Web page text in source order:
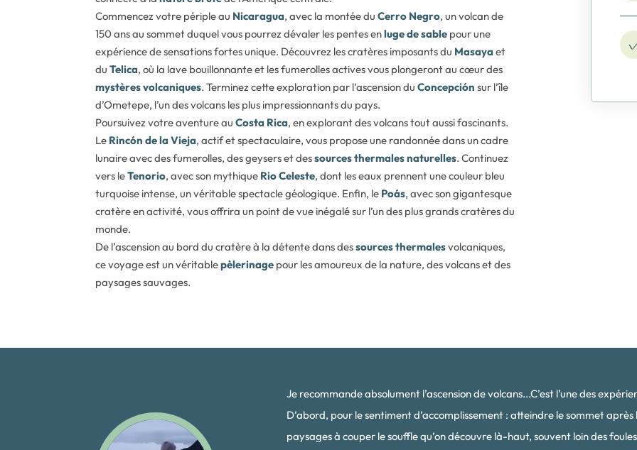
Commencez votre périple au Nicaragua, avec la montée duCerro Negro, un volcan de
150 ans au sommet duquel vous pourrez dévaler les pentes enluge de sable pour une
expérience de sensations fortes unique. Découvrez les cratères imposants du Masaya et
duTelica, où la lave bouillonnante et les fumerolles actives vous plongeront au cœur des
mystères volcaniques. Terminez cette exploration par l’ascension duConcepción sur l’île
d’Ometepe, l’un des volcans les plus impressionnants du pays.
Poursuivez votre aventure auCosta Rica, en explorant des volcans tout aussi fascinants.
Le Rincón de la Vieja, actif et spectaculaire, vous propose une randonnée dans un cadre
lunaire avec des fumerolles, des geysers et dessources thermales naturelles. Continuez
vers leTenorio, avec son mythique Rio Celeste, dont les eaux prennent une couleur bleu
turquoise intense, un véritable spectacle géologique. Enfin, le Poás, avec son gigantesque
cratère en activité, vous offrira un point de vue inégalé sur l’un des plus grands cratères du
monde.
De l’ascension au bord du cratère à la détente dans dessources thermalesvolcaniques,
ce voyage est un véritablepèlerinage pour les amoureux de la nature, des volcans et des
paysages sauvages.
Je recommande absolument l’ascension de volcans...C’est l’une des
D’abord, pour le sentiment d’accomplissement : atteindre le sommet
paysages à couper le souffle qu’on découvre là-haut, souvent loin des